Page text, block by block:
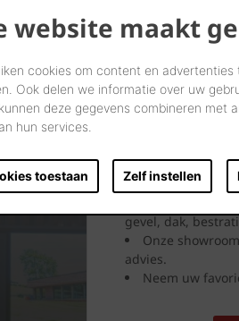
website maakt
cookies om content en
Ook delen we informatie over uw
deze gegevens combineren met
hun services.
toestaan Zelf instellen
Kom langs en
gevel, dak,
Onze
advies.
Neem uw